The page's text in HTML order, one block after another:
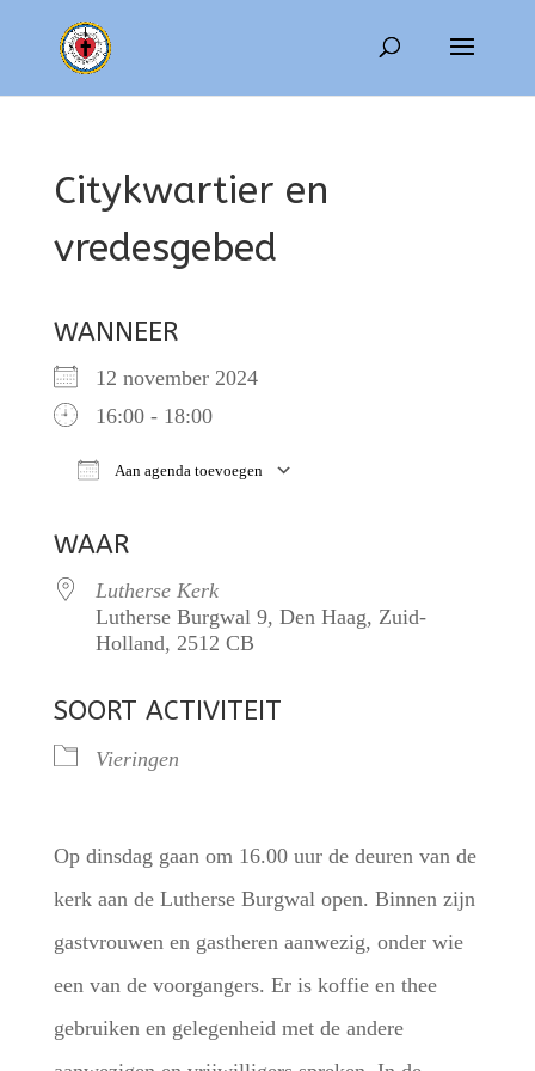
Citykwartier en
vredesgebed
WANNEER
12 november 2024
16:00 - 18:00
Aan agenda toevoegen
WAAR
Lutherse Kerk
Lutherse Burgwal 9, Den Haag, Zuid-
Holland, 2512 CB
SOORT ACTIVITEIT
Vieringen
Op dinsdag gaan om 16.00 uur de deuren van de
kerk aan de Lutherse Burgwal open. Binnen zijn
gastvrouwen en gastheren aanwezig, onder wie
een van de voorgangers. Er is koffie en thee
gebruiken en gelegenheid met de andere